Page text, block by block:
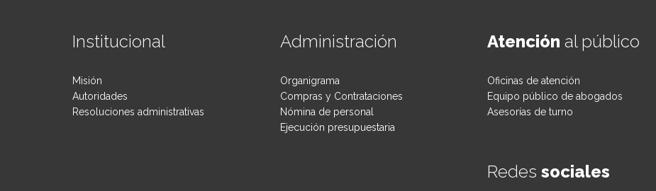
Institucional
Misión
Autoridades
Resoluciones administrativas
Administración
Organigrama
Compras y Contrataciones
Nómina de personal
Ejecución presupuestaria
Atención al público
Oficinas de atención
Equipo público de abogados
Asesorías de turno
Redes sociales